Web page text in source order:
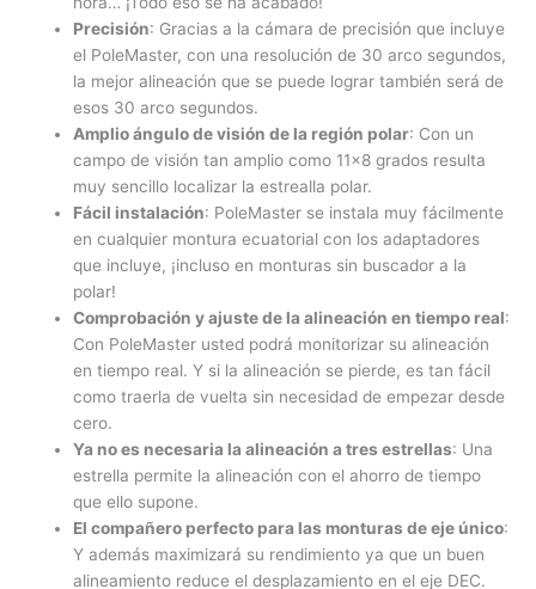
Precisión: Gracias a la cámara de precisión que incluye
el PoleMaster, con una resolución de 30 arco segundos,
la mejor alineación que se puede lograr también será de
esos 30 arco segundos.
Amplio ángulo de visión de la región polar: Con un
campo de visión tan amplio como 11×8 grados resulta
muy sencillo localizar la estrealla polar.
Fácil instalación: PoleMaster se instala muy fácilmente
en cualquier montura ecuatorial con los adaptadores
que incluye, ¡incluso en monturas sin buscador a la
polar!
Comprobación y ajuste de la alineación en tiempo real:
Con PoleMaster usted podrá monitorizar su alineación
en tiempo real. Y si la alineación se pierde, es tan fácil
como traerla de vuelta sin necesidad de empezar desde
cero.
Ya no es necesaria la alineación a tres estrellas: Una
estrella permite la alineación con el ahorro de tiempo
que ello supone.
El compañero perfecto para las monturas de eje único:
Y además maximizará su rendimiento ya que un buen
alineamiento reduce el desplazamiento en el eje DEC.